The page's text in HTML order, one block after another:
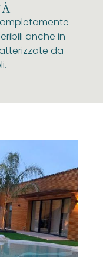
anche in
da